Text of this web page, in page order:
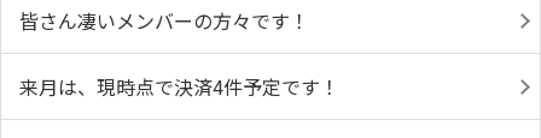
皆さん凄いメンバーの方々です！
来月は、現時点で決済4件予定です！